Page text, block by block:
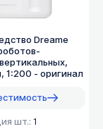
Dreame
1:200 - оригинал
шт.: 1